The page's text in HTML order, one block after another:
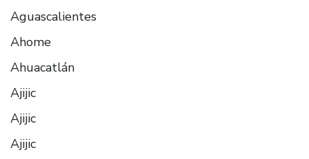
Aguascalientes
Ahome
Ahuacatlán
Ajijic
Ajijic
Ajijic